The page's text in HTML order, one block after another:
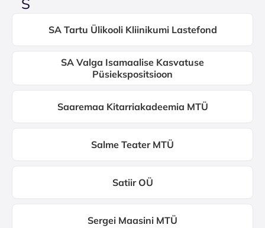
S
SA Tartu Ülikooli Kliinikumi Lastefond
SA Valga Isamaalise Kasvatuse
Püsiekspositsioon
Saaremaa Kitarriakadeemia MTÜ
Salme Teater MTÜ
Satiir OÜ
Sergei Maasini MTÜ